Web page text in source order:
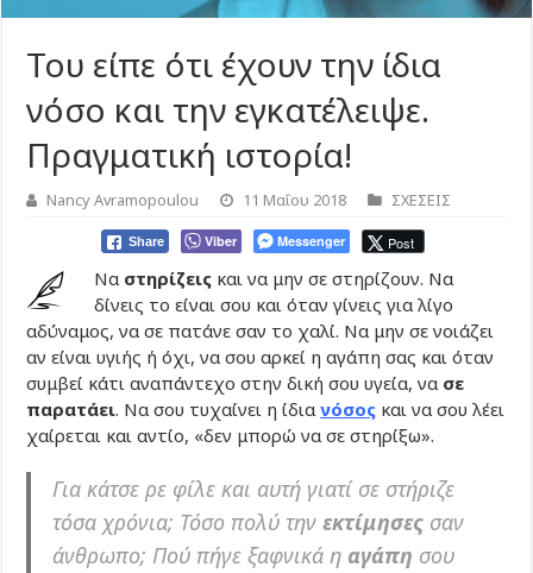
Του είπε ότι έχουν την ίδια
νόσο και την εγκατέλειψε.
Πραγματική ιστορία!
Nancy Avramopoulou 11 Μαΐου 2018 ΣΧΕΣΕΙΣ
Share Viber Messenger Post
Ναστηρίζεις και να μην σε στηρίζουν. Να
δίνεις το είναι σου και όταν γίνεις για λίγο
αδύναμος, να σε πατάνε σαν το χαλί. Να μην σε νοιάζει
αν είναι υγιής ή όχι, να σου αρκεί η αγάπη σας και όταν
συμβεί κάτι αναπάντεχο στην δική σου υγεία, να σε
παρατάει. Να σου τυχαίνει η ίδια νόσος και να σου λέει
χαίρεται και αντίο, «δεν μπορώ να σε στηρίξω».
Για κάτσε ρε φίλε και αυτή γιατί σε στήριζε
τόσα χρόνια; Τόσο πολύ τηνεκτίμησες σαν
άνθρωπο; Πού πήγε ξαφνικά η αγάπη σου